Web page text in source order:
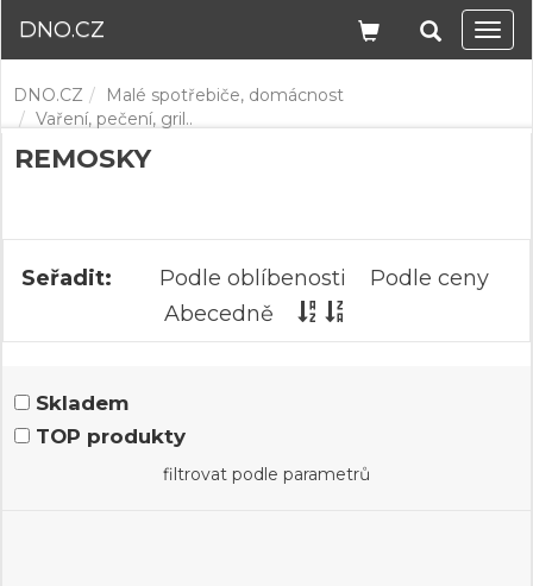
DNO.CZ
DNO.CZ
Malé spotřebiče, domácnost
Vaření, pečení, gril..
REMOSKY
Seřadit: Podle oblíbenosti
Podle ceny
Abecedně
Skladem
TOP produkty
filtrovat podle parametrů